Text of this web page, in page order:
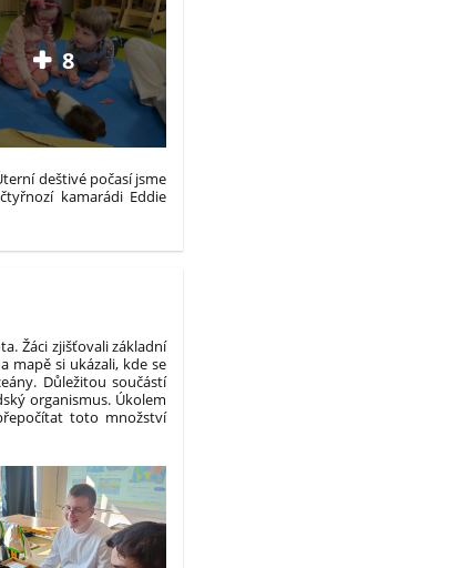
8
deštivé počasí jsme
kamarádi Eddie
Žáci zjišťovali základní
mapě si ukázali, kde se
Důležitou součástí
organismus. Úkolem
toto množství